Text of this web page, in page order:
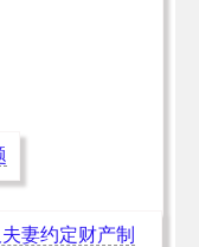
妻约定财产制